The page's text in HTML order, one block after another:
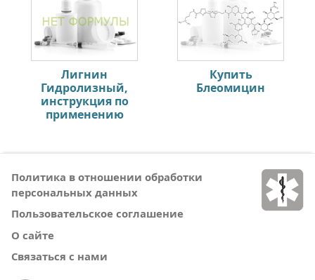
Лигнин
Гидролизный,
инструкция по
применению
Купить
Блеомицин
Политика в отношении обработки
персональных данных
Пользовательское соглашение
О сайте
Связаться с нами